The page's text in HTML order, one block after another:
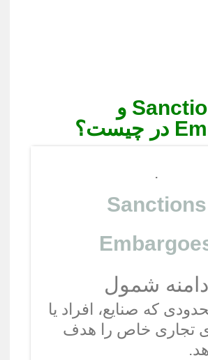
و
در چیست؟
.
Sanctions
دامنه شمول
که صنایع، افراد یا
تجاری خاص را هدف